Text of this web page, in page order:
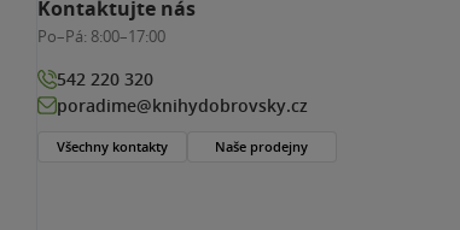
Kontaktujte nás
Po–Pá: 8:00–17:00
542 220 320
poradime@knihydobrovsky.cz
Všechny kontakty Naše prodejny